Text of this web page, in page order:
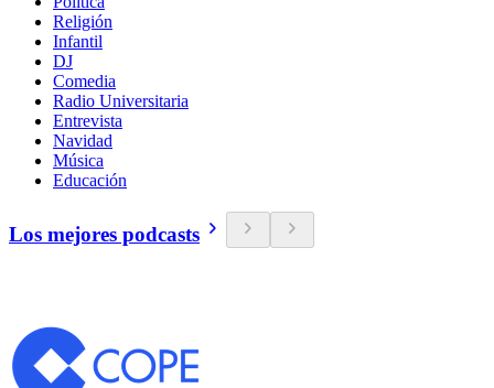
Religión
Infantil
DJ
Comedia
Radio Universitaria
Entrevista
Navidad
Música
Educación
Los mejores podcasts